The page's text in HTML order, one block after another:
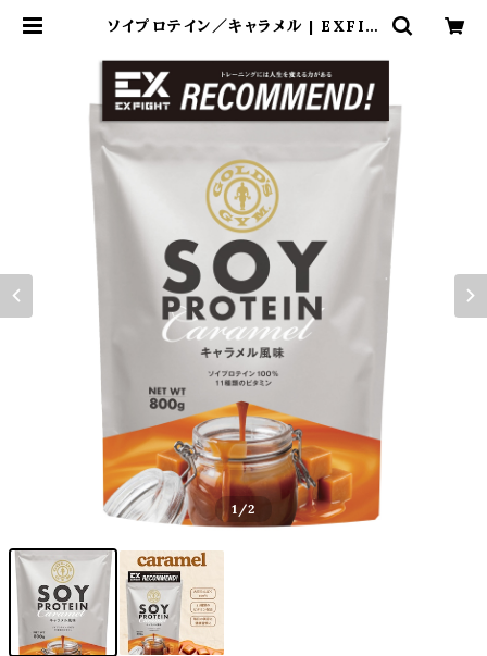
ソイプロテイン／キャラメル | EXFIG
1 /2